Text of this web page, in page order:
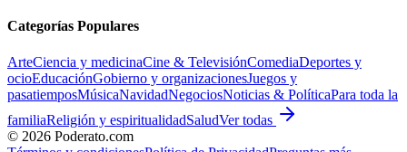
Categorías Populares
ArteCiencia y medicinaCine & TelevisiónComediaDeportes y
ocioEducaciónGobierno y organizacionesJuegos y
pasatiemposMúsicaNavidadNegociosNoticias & PolíticaPara toda la
familiaReligión y espiritualidadSaludVer todas
© 2026 Poderato.com